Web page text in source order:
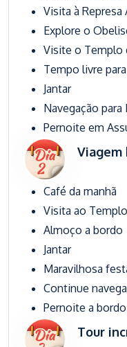
Visita à Represa
Explore o
Visite o Templo
Tempo livre
Jantar
Navegação
Pernoite em
Viagem
Café da manhã
Visita ao
Almoço a bordo
Jantar
Maravilhosa
Continue
Pernoite a
Tour